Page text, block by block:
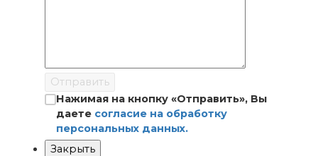
Отправить
Нажимая на кнопку «Отправить», Вы
даете согласие на обработку
персональных данных.
Закрыть